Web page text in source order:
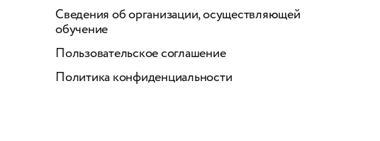
Сведения об организации, осуществляющей
обучение
Пользовательское соглашение
Политика конфиденциальности